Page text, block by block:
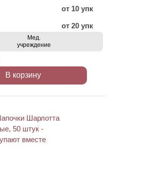
от 10 упк
от 20 упк
Мед.
учреждение
В корзину